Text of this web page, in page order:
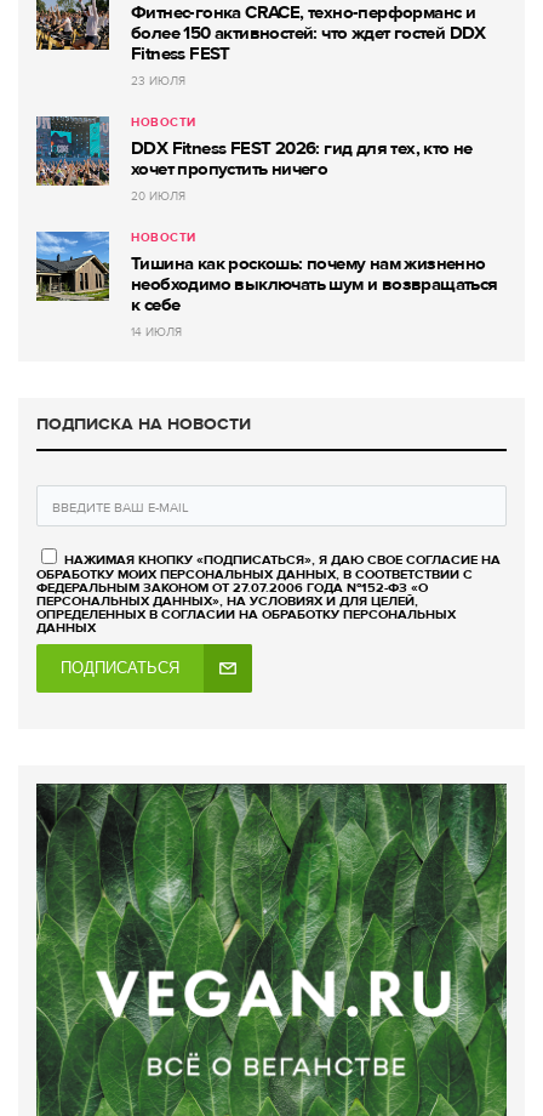
Фитнес-гонка CRACE, техно-перформанс и
более 150 активностей: что ждет гостей DDX
Fitness FEST
23 ИЮЛЯ
НОВОСТИ
DDX Fitness FEST 2026: гид для тех, кто не
хочет пропустить ничего
20 ИЮЛЯ
НОВОСТИ
Тишина как роскошь: почему нам жизненно
необходимо выключать шум и возвращаться
к себе
14 ИЮЛЯ
ПОДПИСКА НА НОВОСТИ
НАЖИМАЯ КНОПКУ «ПОДПИСАТЬСЯ», Я ДАЮ СВОЕ СОГЛАСИЕ НА
ОБРАБОТКУ МОИХ ПЕРСОНАЛЬНЫХ ДАННЫХ, В СООТВЕТСТВИИ С
ФЕДЕРАЛЬНЫМ ЗАКОНОМ ОТ 27.07.2006 ГОДА №152-ФЗ «О
ПЕРСОНАЛЬНЫХ ДАННЫХ», НА УСЛОВИЯХ И ДЛЯ ЦЕЛЕЙ,
ОПРЕДЕЛЕННЫХ В СОГЛАСИИ НА ОБРАБОТКУ ПЕРСОНАЛЬНЫХ
ДАННЫХ
ПОДПИСАТЬСЯ